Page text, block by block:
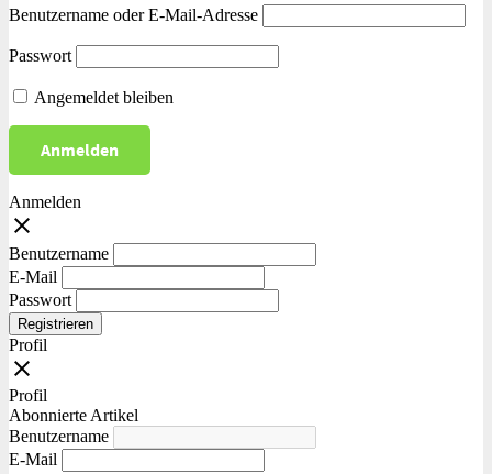
Benutzername oder E-Mail-Adresse
Passwort
Angemeldet bleiben
Anmelden
close
Benutzername
E-Mail
Passwort
Registrieren
Profil
close
Profil
Abonnierte Artikel
Benutzername
E-Mail